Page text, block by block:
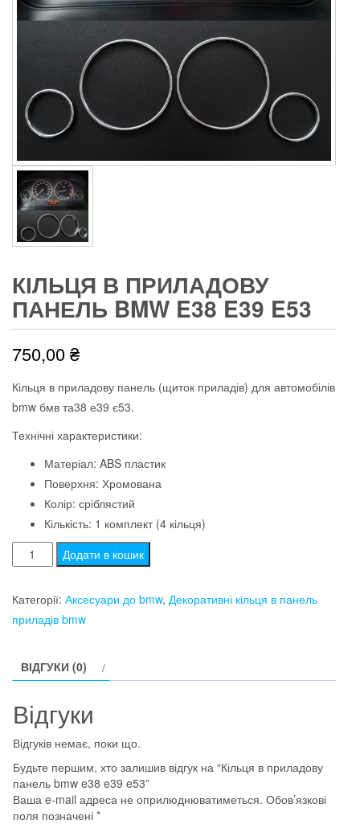
КІЛЬЦЯ В ПРИЛАДОВУ
ПАНЕЛЬ BMW E38 E39 E53
750,00₴
Кільця в приладову панель (щиток приладів) для автомобілів
bmw бмв та38 е39 є53.
Технічні характеристики:
Матеріал: ABS пластик
Поверхня: Хромована
Колір: сріблястий
Кількість: 1 комплект (4 кільця)
Кільця
в
панель
bmw
e39
кількість
Додати в кошик
Категорії: Аксесуари до bmw, Декоративні кільця в панель
приладів bmw
ВІДГУКИ (0)
Відгуки
Відгуків немає, поки що.
Будьте першим, хто залишив відгук на “Кільця в приладову
панель bmw e38 e39 e53”
Ваша e-mail адреса не оприлюднюватиметься. Обов’язкові
поля позначені *